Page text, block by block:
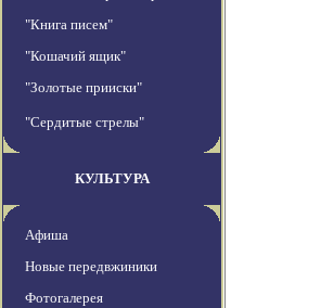
"Книга писем"
"Кошачий ящик"
"Золотые прииски"
"Сердитые стрелы"
КУЛЬТУРА
Афиша
Новые передвжиники
Фотогалерея